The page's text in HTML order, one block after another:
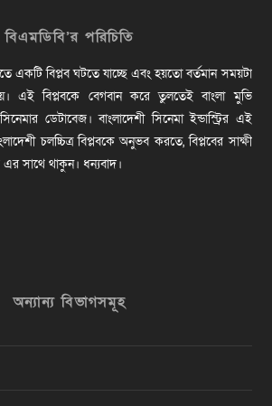
বিএমডিবি’র পরিচিতি
একটি বিপ্লব ঘটতে যাচ্ছে এবং হয়তো বর্তমান সময়টা
এই বিপ্লবকে বেগবান করে তুলতেই বাংলা মুভি
ডেটাবেজ। বাংলাদেশী সিনেমা ইন্ডাস্ট্রির এই
চলচ্চিত্র বিপ্লবকে অনুভব করতে, বিপ্লবের সাক্ষী
এর সাথে থাকুন। ধন্যবাদ।
অন্যান্য বিভাগসমূহ